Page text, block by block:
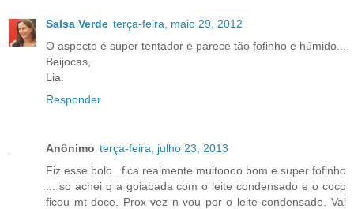
Salsa Verde terça-feira, maio 29, 2012
O aspecto é super tentador e parece tão fofinho e húmido...
Beijocas,
Lia.
Responder
Anônimo terça-feira, julho 23, 2013
Fiz esse bolo...fica realmente muitoooo bom e super fofinho
... so achei q a goiabada com o leite condensado e o coco
ficou mt doce. Prox vez n vou por o leite condensado. Vai